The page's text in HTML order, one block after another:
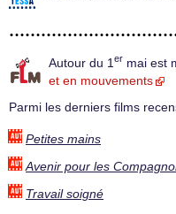
Autour du 1 er mai est
et en mouvements
Parmi les derniers films
Petites mains
Avenir pour les
Travail soigné